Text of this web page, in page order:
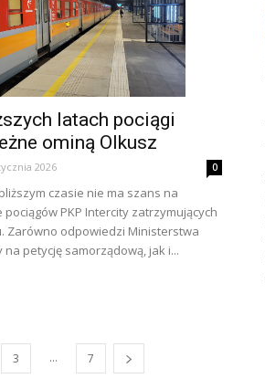
latach pociągi
ominą Olkusz
2026 0
czasie nie ma szans na
PKP Intercity zatrzymujących
Zarówno odpowiedzi Ministerstwa
petycję samorządową, jak i...
3 ... 7